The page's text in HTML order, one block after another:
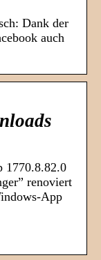
Dank der
auch
1770.8.82.0
renoviert
App